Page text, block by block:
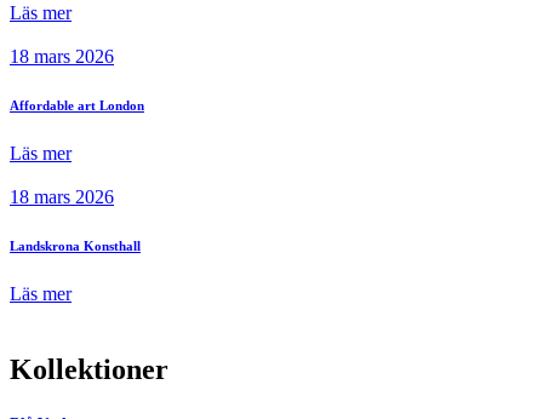
Läs mer
18 mars 2026
Affordable art London
Läs mer
18 mars 2026
Landskrona Konsthall
Läs mer
Kollektioner